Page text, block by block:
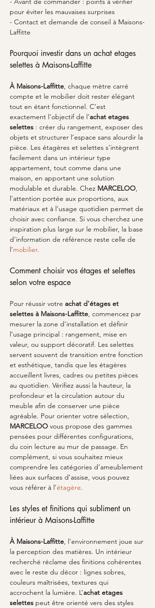
pour éviter les mauvaises surprises
- Contact et demande de conseil à Maisons-
Laffitte
Pourquoi investir dans un achat etages
selettes à Maisons-Laffitte
À Maisons-Laffitte, chaque mètre carré
compte et le mobilier doit rester élégant
tout en étant fonctionnel. C’est
exactement l’objectif de l’achat etages
selettes : créer du rangement, exposer des
objets et structurer l’espace sans alourdir la
pièce. Les étagères et selettes s’intègrent
facilement dans un intérieur type
appartement, tout comme dans une
maison, en apportant une solution
modulable et durable. Chez MARCELOO,
l’attention portée aux proportions, aux
matériaux et à l’usage quotidien permet de
choisir avec confiance. Si vous cherchez une
inspiration plus large sur le mobilier, la base
d’information de référence reste celle de
l’mobilier.
Comment choisir vos étages et selettes
selon votre espace
Pour réussir votre achat d'étages et
selettes à Maisons-Laffitte, commencez par
mesurer la zone d’installation et définir
l’usage principal : rangement, mise en
valeur, ou support décoratif. Les selettes
servent souvent de transition entre fonction
et esthétique, tandis que les étagères
accueillent livres, cadres ou petites pièces
au quotidien. Vérifiez aussi la hauteur, la
profondeur et la circulation autour du
meuble afin de conserver une pièce
agréable. Pour orienter votre sélection,
MARCELOO vous propose des gammes
pensées pour différentes configurations,
du coin lecture au mur de passage. En
complément, si vous souhaitez mieux
comprendre les catégories d’ameublement
liées aux surfaces d’assise, vous pouvez
vous référer à l’étagère.
Les styles et finitions qui subliment un
intérieur à Maisons-Laffitte
À Maisons-Laffitte, l’environnement joue sur
la perception des matières. Un intérieur
recherché réclame des finitions cohérentes
avec le reste du décor : lignes sobres,
couleurs maîtrisées, textures qui
accrochent la lumière. L’achat etages
selettes peut être orienté vers des styles